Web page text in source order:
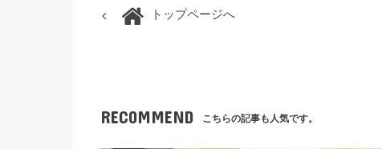
トップページへ
RECOMMEND こちらの記事も人気です。